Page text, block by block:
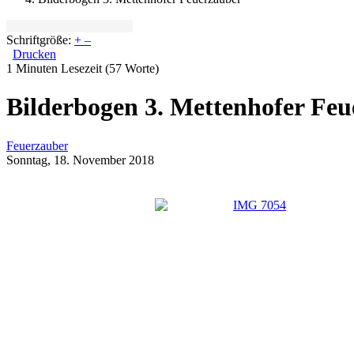
Schriftgröße: + –
Drucken
1 Minuten Lesezeit (57 Worte)
Bilderbogen 3. Mettenhofer
Feuerzauber
Sonntag, 18. November 2018